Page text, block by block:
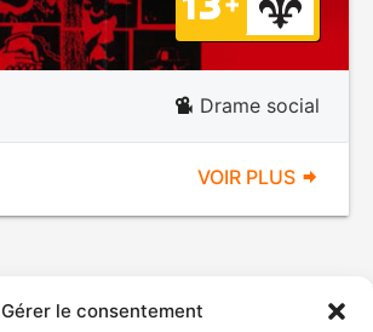
Gérer le consentement
Drame social
VOIR PLUS